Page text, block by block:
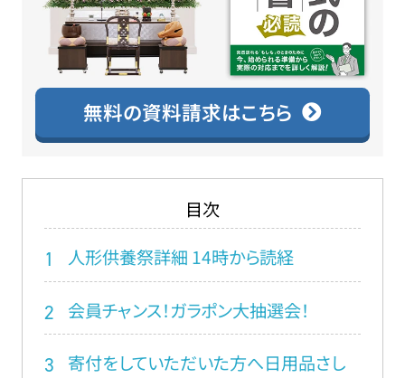
無料の資料請求はこちら
目次
1 人形供養祭詳細 14時から読経
2 会員チャンス！ガラポン大抽選会！
3
寄付をしていただいた方へ日用品さし